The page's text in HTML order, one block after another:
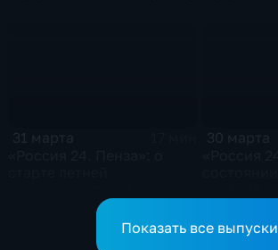
Показать все выпуски